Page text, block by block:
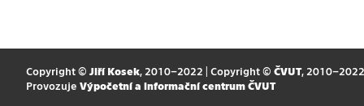
Copyright © Jiří Kosek, 2010–2022 | Copyright © ČVUT, 2010–2022
Provozuje Výpočetní a informační centrum ČVUT